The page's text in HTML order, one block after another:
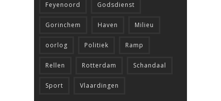
Feyenoord Godsdienst
Gorinchem Haven Milieu
oorlog Politiek Ramp
Rellen Rotterdam Schandaal
Sport Vlaardingen